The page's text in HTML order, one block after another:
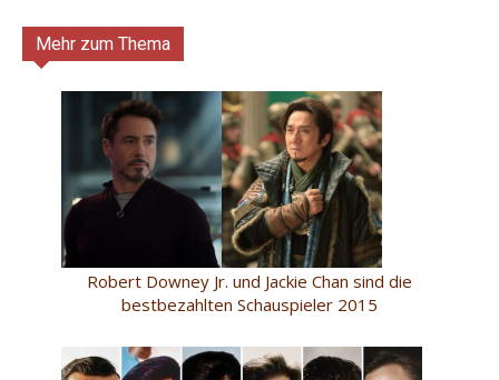
Mehr zum Thema
Robert Downey Jr. und Jackie Chan sind die
bestbezahlten Schauspieler 2015